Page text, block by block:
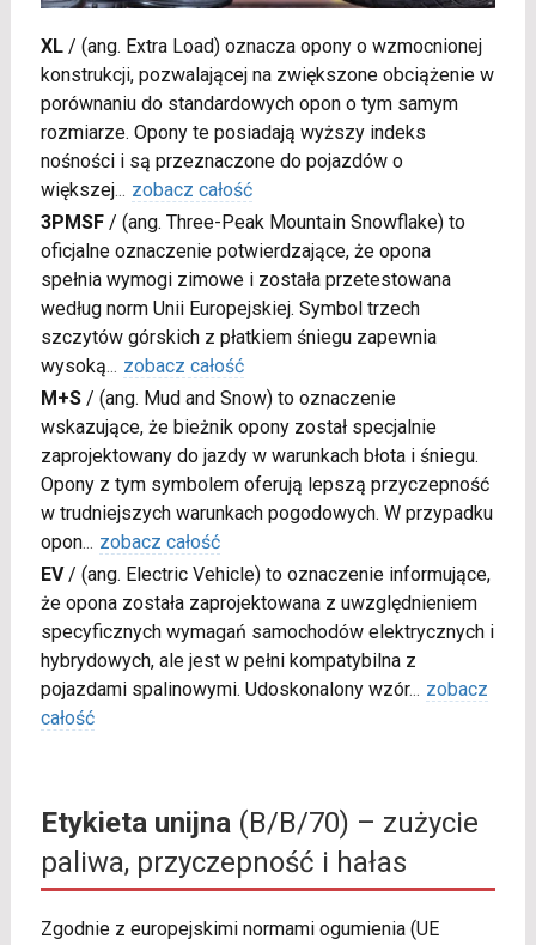
XL/ (ang. Extra Load) oznacza opony o wzmocnionej
konstrukcji, pozwalającej na zwiększone obciążenie w
porównaniu do standardowych opon o tym samym
rozmiarze. Opony te posiadają wyższy indeks
nośności i są przeznaczone do pojazdów o
większej... zobacz całość
3PMSF/ (ang. Three-Peak Mountain Snowflake) to
oficjalne oznaczenie potwierdzające, że opona
spełnia wymogi zimowe i została przetestowana
według norm Unii Europejskiej. Symbol trzech
szczytów górskich z płatkiem śniegu zapewnia
wysoką... zobacz całość
M+S/ (ang. Mud and Snow) to oznaczenie
wskazujące, że bieżnik opony został specjalnie
zaprojektowany do jazdy w warunkach błota i śniegu.
Opony z tym symbolem oferują lepszą przyczepność
w trudniejszych warunkach pogodowych. W przypadku
opon... zobacz całość
EV/ (ang. Electric Vehicle) to oznaczenie informujące,
że opona została zaprojektowana z uwzględnieniem
specyficznych wymagań samochodów elektrycznych i
hybrydowych, ale jest w pełni kompatybilna z
pojazdami spalinowymi. Udoskonalony wzór... zobacz
całość
Etykieta unijna(B/B/70) – zużycie
paliwa, przyczepność i hałas
Zgodnie z europejskimi normami ogumienia (UE